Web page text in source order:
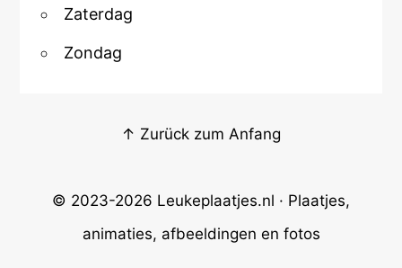
Zaterdag
Zondag
↑ Zurück zum Anfang
© 2023-2026 Leukeplaatjes.nl · Plaatjes,
animaties, afbeeldingen en fotos